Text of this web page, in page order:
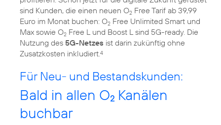
sind Kunden, die einen neuen O2 Free Tarif ab 39,99
Euro im Monat buchen: O2 Free Unlimited Smart und
Max sowie O2 Free L und Boost L sind 5G-ready. Die
Nutzung des 5G-Netzes ist darin zukünftig ohne
Zusatzkosten inkludiert. 4
Für Neu- und Bestandskunden:
Bald in allen O2 Kanälen
buchbar